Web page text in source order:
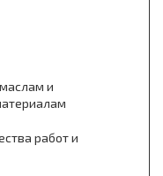
и
работ и